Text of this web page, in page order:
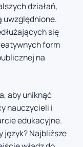
działań,
uwzględnione.
się
form
na
aby uniknąć
nauczycieli i
edukacyjne.
język? Najbliższe